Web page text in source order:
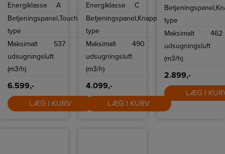
lavet af rustfrit
glas, tre
boost-funktion,
LED-belysning
kulfiltertilbehør.
Energiklasse
A
Betjeningspanel,
type
Touch
Maksimalt
udsugningsluft
(m3/h)
537
6.599,-
LÆG I KURV
montering i 60
Energiklasse
C
Betjeningspanel,
type
Knapper
Maksimalt
udsugningsluft
(m3/h)
490
4.099,-
LÆG I KURV
Betjeningspanel,
type
Maksimalt
udsugningsluft
(m3/h)
462
2.899,-
LÆG I